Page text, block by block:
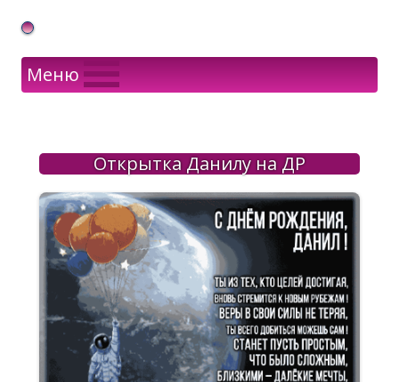
Gif Открытки в подарок
Меню
Открытка Данилу на ДР